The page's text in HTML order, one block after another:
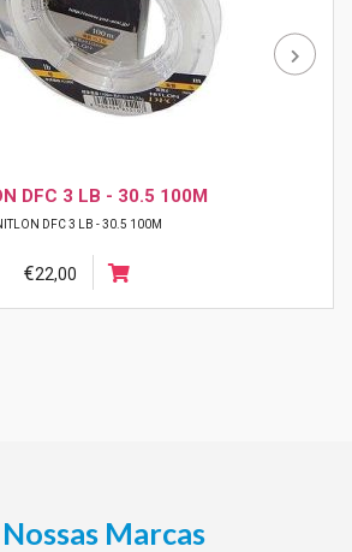
DFC 3 LB - 30.5 100M
DFC 3 LB - 30.5 100M
€22,00
Marcas